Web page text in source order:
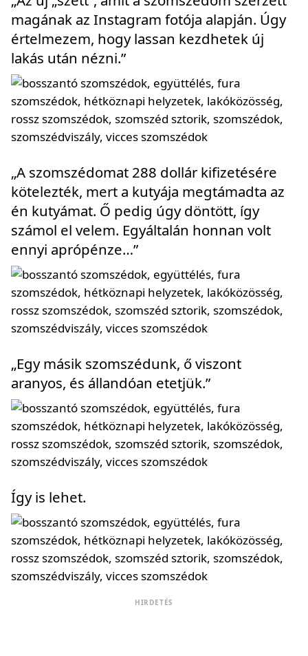
magának az Instagram fotója alapján. Úgy
értelmezem, hogy lassan kezdhetek új
lakás után nézni.”
„A szomszédomat 288 dollár kifizetésére
kötelezték, mert a kutyája megtámadta az
én kutyámat. Ő pedig úgy döntött, így
számol el velem. Egyáltalán honnan volt
ennyi aprópénze…”
„Egy másik szomszédunk, ő viszont
aranyos, és állandóan etetjük.”
Így is lehet.
HIRDETÉS